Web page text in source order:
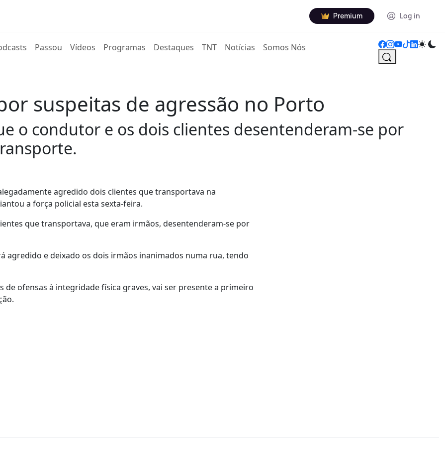
Premium Log in
Passou Vídeos Programas Destaques TNT Notícias Somos Nós
suspeitas de agressão no Porto
o condutor e os dois clientes desentenderam-se por
agredido dois clientes que transportava na
a força policial esta sexta-feira.
que transportava, que eram irmãos, desentenderam-se por
agredido e deixado os dois irmãos inanimados numa rua, tendo
ofensas à integridade física graves, vai ser presente a primeiro